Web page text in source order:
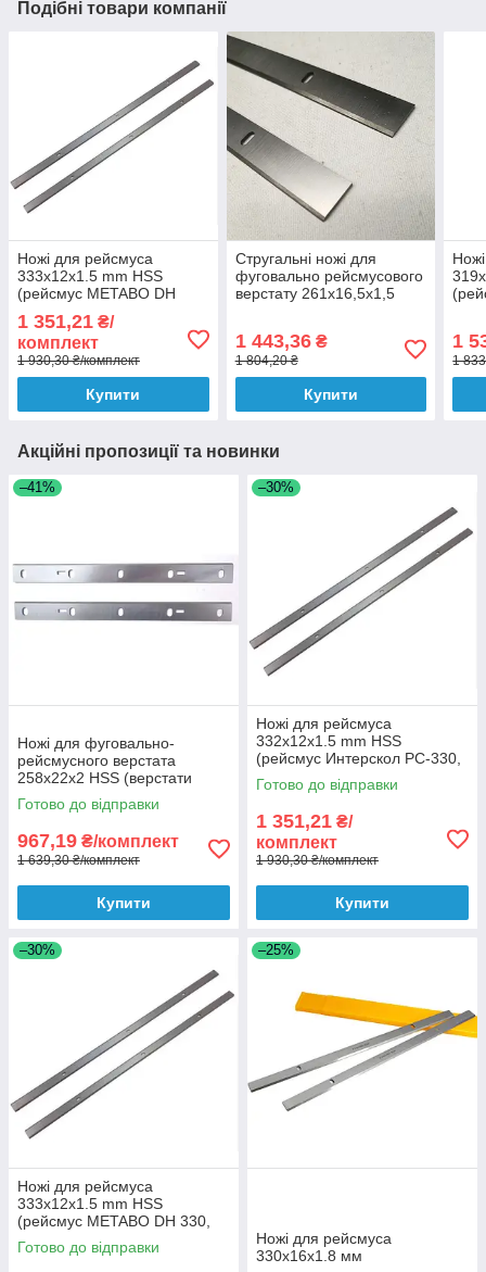
Подібні товари компанії
Ножі для рейсмуса
333x12x1.5 mm HSS
(рейсмус METABO DH
330, DH 316, Dnipro-M KP-
330, Интерскол PC-330)
1 351,21 ₴/
комплект
1 930,30 ₴/комплект
Купити
Стругальні ножі для
фуговально рейсмусового
верстату 261x16,5x1,5
1 443,36₴
1 804,20 ₴
Купити
1
1
Акційні пропозиції та новинки
–41%
Ножі для фуговально-
рейсмусного верстата
258x22x2 HSS (верстати
Woodstar PT 85, Bernardo
PT200ED та ін)
Готово до відправки
967,19 ₴/комплект
1 639,30 ₴/комплект
Купити
–30%
Ножі для рейсмуса
332x12x1.5 mm HSS
(рейсмус Интерскол PC-330,
METABO DH 330, DH 316)
Готово до відправки
1 351,21 ₴/
комплект
1 930,30 ₴/комплект
Купити
–30%
Ножі для рейсмуса
333x12x1.5 mm HSS
(рейсмус METABO DH 330,
DH 316, Dnipro-M KP-330,
Интерскол PC-330)
Готово до відправки
–25%
Ножі для рейсмуса
330x16x1.8 мм